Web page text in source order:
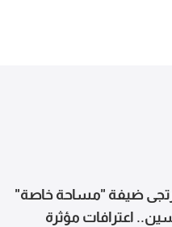
ضيفة "مساحة خاصة"
اعترافات مؤثرة